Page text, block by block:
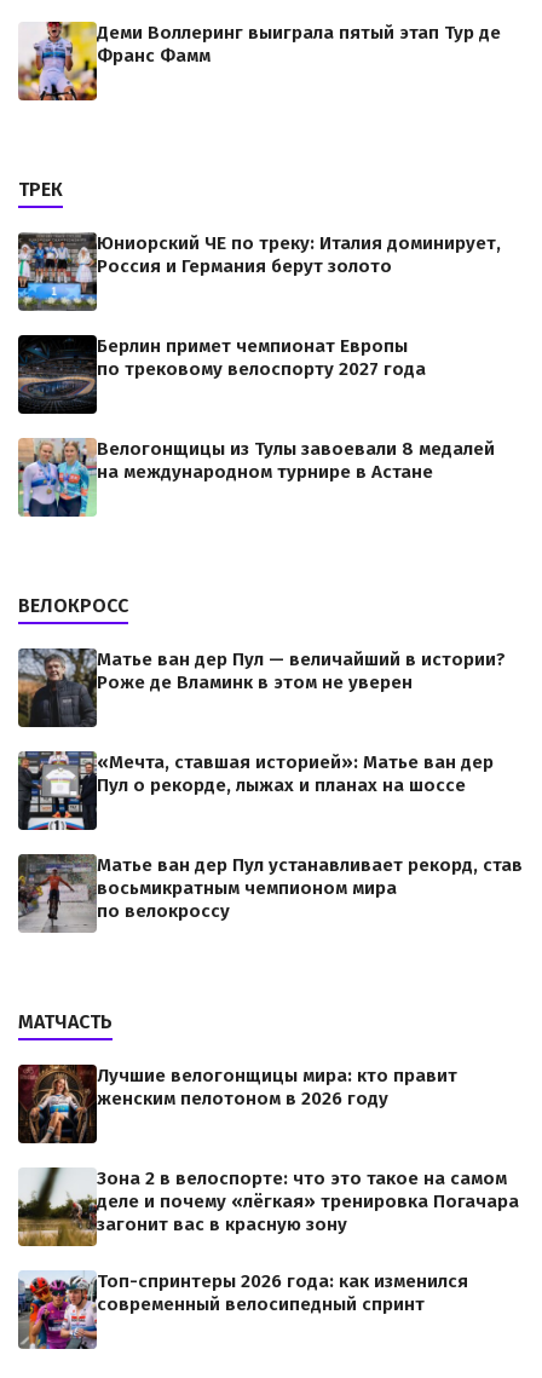
Деми Воллеринг выиграла пятый этап Тур де
Франс Фамм
ТРЕК
Юниорский ЧЕ по треку: Италия доминирует,
Россия и Германия берут золото
Берлин примет чемпионат Европы
по трековому велоспорту 2027 года
Велогонщицы из Тулы завоевали 8 медалей
на международном турнире в Астане
ВЕЛОКРОСС
Матье ван дер Пул — величайший в истории?
Роже де Вламинк в этом не уверен
«Мечта, ставшая историей»: Матье ван дер
Пул о рекорде, лыжах и планах на шоссе
Матье ван дер Пул устанавливает рекорд, став
восьмикратным чемпионом мира
по велокроссу
МАТЧАСТЬ
Лучшие велогонщицы мира: кто правит
женским пелотоном в 2026 году
Зона 2 в велоспорте: что это такое на самом
деле и почему «лёгкая» тренировка Погачара
загонит вас в красную зону
Топ-спринтеры 2026 года: как изменился
современный велосипедный спринт